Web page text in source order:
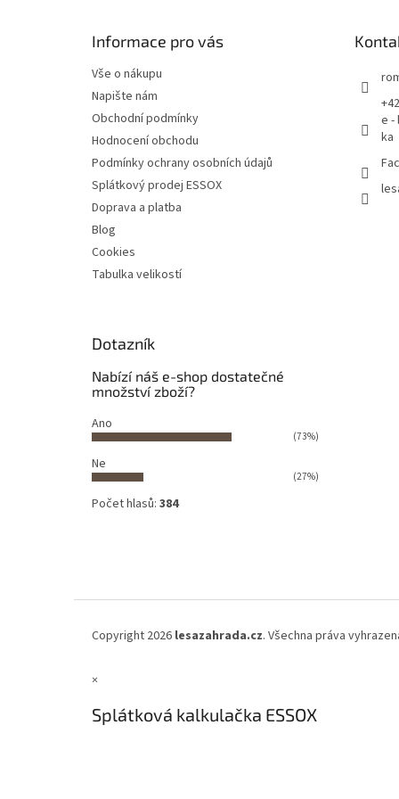
Informace pro vás
Vše o nákupu
Napište nám
Obchodní podmínky
Hodnocení obchodu
Podmínky ochrany osobních údajů
Splátkový prodej ESSOX
Doprava a platba
Blog
Cookies
Tabulka velikostí
e -
ka
Dotazník
Nabízí náš e-shop dostatečné
množství zboží?
Ano
(73%)
Ne
(27%)
Počet hlasů: 384
Copyright 2026 lesazahrada.cz. Všechna práva
×
Splátková kalkulačka ESSOX